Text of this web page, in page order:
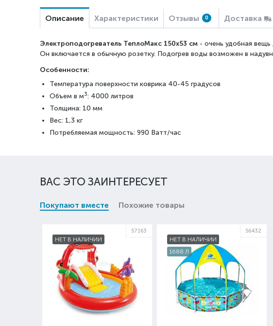
Описание Характеристики Отзывы 0 Доставка
Электроподогреватель ТеплоМакс 150х53 см - очень удобная вещь
Он включается в обычную розетку. Подогрев воды возможен в
Особенности:
Температура поверхности коврика 40-45 градусов
Объем в м3: 4000 литров
Толщина: 10 мм
Вес: 1,3 кг
Потребляемая мощность: 990 Ватт/час
ВАС ЭТО ЗАИНТЕРЕСУЕТ
Покупают вместе Похожие товары
НЕТ В НАЛИЧИИ
57163
НЕТ В НАЛИЧИИ
1688 Л
56432